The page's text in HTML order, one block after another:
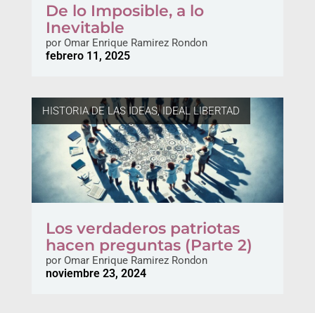
De lo Imposible, a lo
Inevitable
porOmar Enrique Ramirez Rondon
febrero 11, 2025
HISTORIA DE LAS IDEAS,IDEAL LIBERTAD
Los verdaderos patriotas
hacen preguntas (Parte 2)
porOmar Enrique Ramirez Rondon
noviembre 23, 2024